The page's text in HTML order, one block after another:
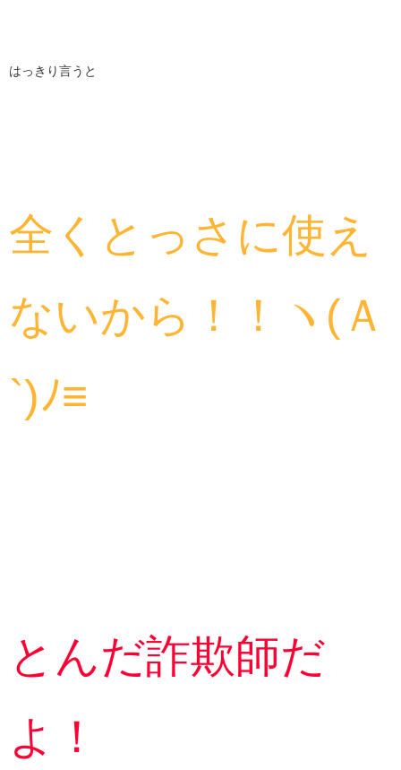
はっきり言うと
全くとっさに使え
ないから！！ヽ(Ａ
`)ﾉ≡
とんだ詐欺師だ
よ！